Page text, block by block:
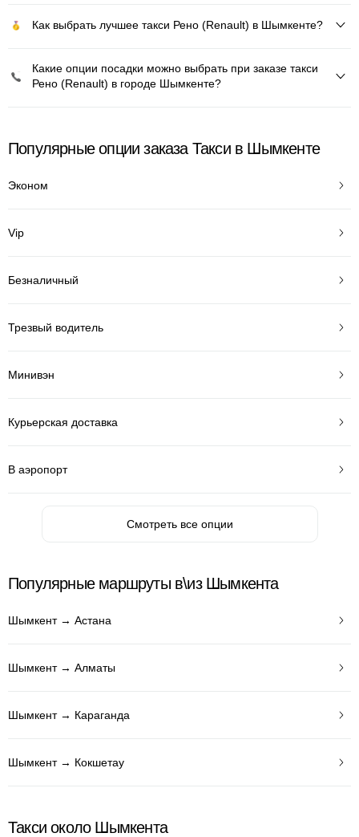
Как выбрать лучшее такси Рено (Renault) в Шымкенте?
Какие опции посадки можно выбрать при заказе такси
Рено (Renault) в городе Шымкенте?
Популярные опции заказа Такси в Шымкенте
Эконом
Vip
Безналичный
Трезвый водитель
Минивэн
Курьерская доставка
В аэропорт
Смотреть все опции
Популярные маршруты в\из Шымкента
Шымкент → Астана
Шымкент → Алматы
Шымкент → Караганда
Шымкент → Кокшетау
Такси около Шымкента